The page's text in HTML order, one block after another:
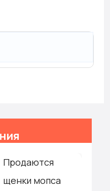
Продаются
щенки мопса